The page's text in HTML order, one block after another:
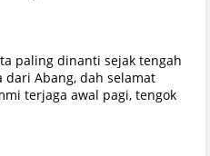
paling dinanti sejak tengah
Abang, dah selamat
terjaga awal pagi, tengok